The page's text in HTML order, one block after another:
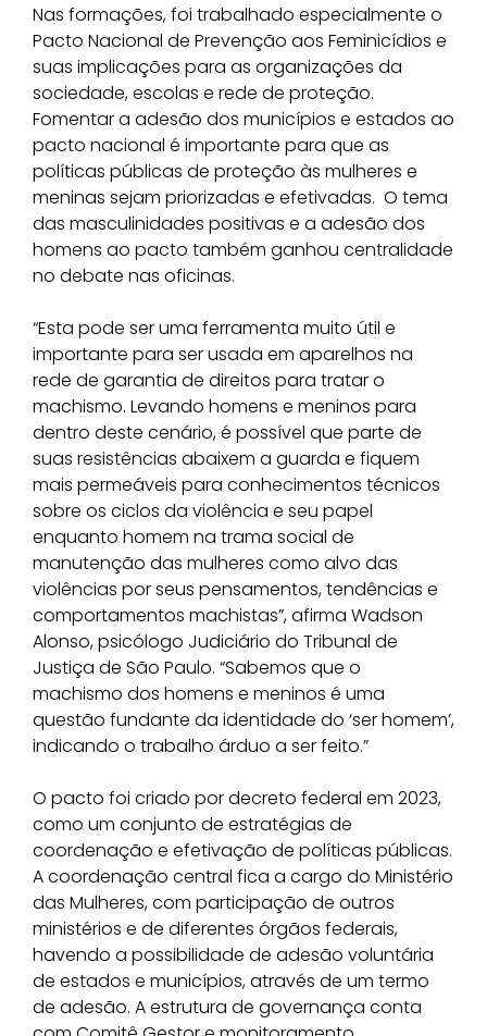
Nas formações, foi trabalhado especialmente o
Pacto Nacional de Prevenção aos Feminicídios e
suas implicações para as organizações da
sociedade, escolas e rede de proteção.
Fomentar a adesão dos municípios e estados ao
pacto nacional é importante para que as
políticas públicas de proteção às mulheres e
meninas sejam priorizadas e efetivadas. O tema
das masculinidades positivas e a adesão dos
homens ao pacto também ganhou centralidade
no debate nas oficinas.
“Esta pode ser uma ferramenta muito útil e
importante para ser usada em aparelhos na
rede de garantia de direitos para tratar o
machismo. Levando homens e meninos para
dentro deste cenário, é possível que parte de
suas resistências abaixem a guarda e fiquem
mais permeáveis para conhecimentos técnicos
sobre os ciclos da violência e seu papel
enquanto homem na trama social de
manutenção das mulheres como alvo das
violências por seus pensamentos, tendências e
comportamentos machistas”, afirma Wadson
Alonso, psicólogo Judiciário do Tribunal de
Justiça de São Paulo. “Sabemos que o
machismo dos homens e meninos é uma
questão fundante da identidade do ‘ser homem’,
indicando o trabalho árduo a ser feito.”
O pacto foi criado por decreto federal em 2023,
como um conjunto de estratégias de
coordenação e efetivação de políticas públicas.
A coordenação central fica a cargo do Ministério
das Mulheres, com participação de outros
ministérios e de diferentes órgãos federais,
havendo a possibilidade de adesão voluntária
de estados e municípios, através de um termo
de adesão. A estrutura de governança conta